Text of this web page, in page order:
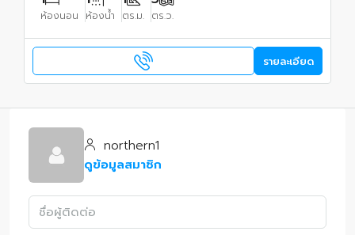
ห้องนอน ห้องน้ำ ตร.ม. ตร.ว.
รายละเอียด
northern1
ดูข้อมูลสมาชิก